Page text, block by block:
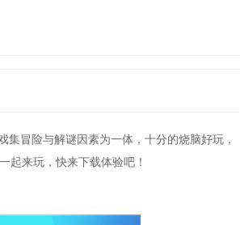
冒险与解谜因素为一体，十分的烧脑好玩，
起来玩，快来下载体验吧！